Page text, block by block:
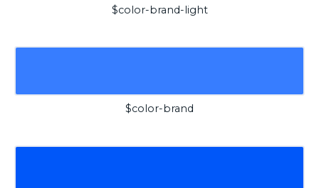
$color-brand-light
$color-brand